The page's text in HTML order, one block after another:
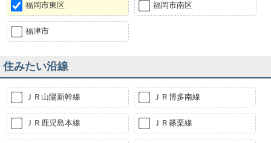
福岡市東区 福岡市南区
福津市
住みたい沿線
ＪＲ山陽新幹線 ＪＲ博多南線
ＪＲ鹿児島本線 ＪＲ篠栗線